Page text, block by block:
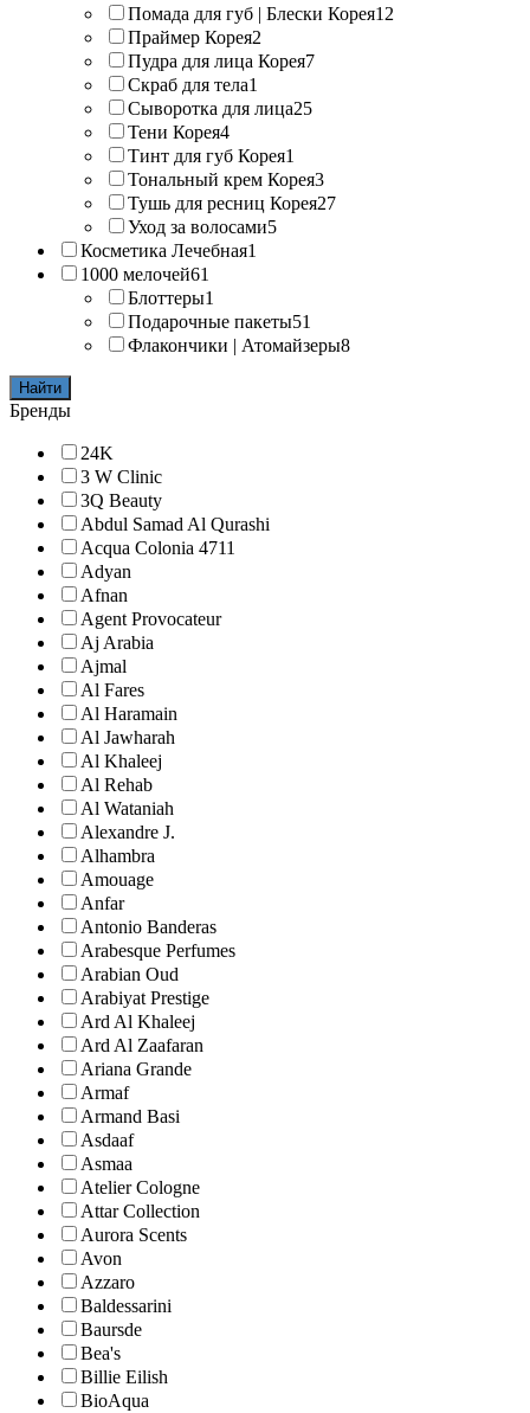
Помада для губ | Блески Корея12
Праймер Корея2
Пудра для лица Корея7
Скраб для тела1
Сыворотка для лица25
Тени Корея4
Тинт для губ Корея1
Тональный крем Корея3
Тушь для ресниц Корея27
Уход за волосами5
Косметика Лечебная1
1000 мелочей61
Блоттеры1
Подарочные пакеты51
Флакончики | Атомайзеры8
Найти
Бренды
24K
3 W Clinic
3Q Beauty
Abdul Samad Al Qurashi
Acqua Colonia 4711
Adyan
Afnan
Agent Provocateur
Aj Arabia
Ajmal
Al Fares
Al Haramain
Al Jawharah
Al Khaleej
Al Rehab
Al Wataniah
Alexandre J.
Alhambra
Amouage
Anfar
Antonio Banderas
Arabesque Perfumes
Arabian Oud
Arabiyat Prestige
Ard Al Khaleej
Ard Al Zaafaran
Ariana Grande
Armaf
Armand Basi
Asdaaf
Asmaa
Atelier Cologne
Attar Collection
Aurora Scents
Avon
Azzaro
Baldessarini
Baursde
Bea's
Billie Eilish
BioAqua